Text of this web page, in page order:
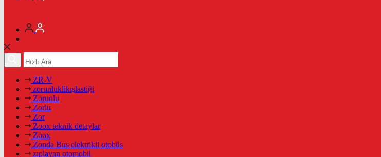
ZR-V
zorunluklikışlastiği
Zorunlu
Zorlu
Zor
Zoox teknik detaylar
Zoox
Zonda Bus elektrikli otobüs
zıplayan otomobil